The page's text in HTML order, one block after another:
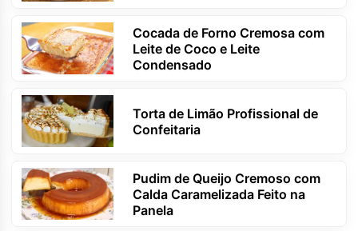
Cocada de Forno Cremosa com
Leite de Coco e Leite
Condensado
Torta de Limão Profissional de
Confeitaria
Pudim de Queijo Cremoso com
Calda Caramelizada Feito na
Panela